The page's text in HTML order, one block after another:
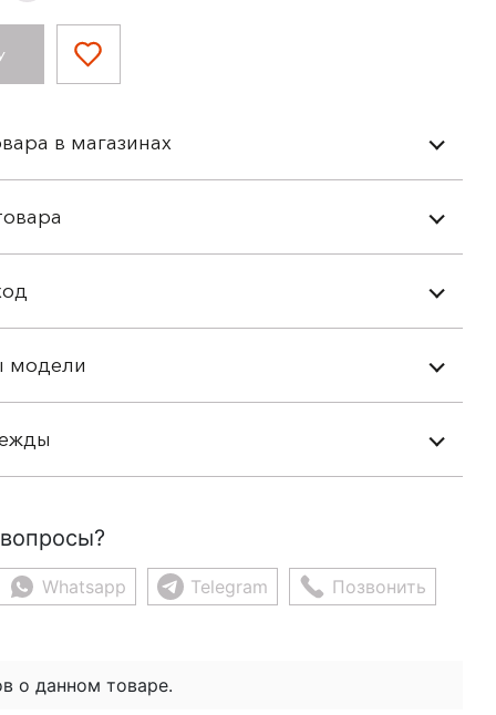
в магазинах
модели
Whatsapp Telegram Позвонить
о данном товаре.